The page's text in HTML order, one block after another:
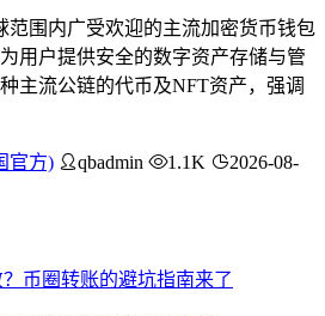
范围内广受欢迎的主流加密货币钱包
用户提供安全的数字资产存储与管
主流公链的代币及NFT资产，强调
官方) qbadmin 1.1K
2026-08-